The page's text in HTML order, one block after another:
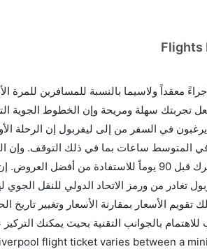
Flights
معقداً ولاسيما بالنسبة للمسافرين للمرة
في السفر من إلى ليفربول إن الرحلة
المتوسط ساعات بما في ذلك التوقف. وإن
ليفربول إلى هو 160. قم بحجز تذاكرك قبل 90 يوماً
بالجوانب التقنية بحيث يمكنك
flight ticket varies between a